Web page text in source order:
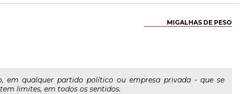
MIGALHAS DE PESO
em qualquer partido político ou empresa privada - que se
limites, em todos os sentidos.